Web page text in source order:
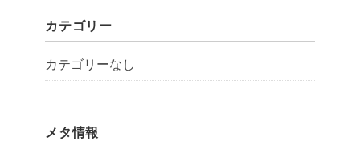
カテゴリー
カテゴリーなし
メタ情報